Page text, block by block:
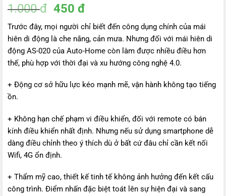
1.000đ Giá
gốc
là:
1.000 đ.
450đ
hiện
tại
là:
450 đ.
Trước đây, mọi người chỉ biết đến công dụng chính của mái
hiên di động là che nắng, cản mưa. Nhưng đối với mái hiên di
động AS-020 của Auto-Home còn làm được nhiều điều hơn
thế, phù hợp với thời đại và xu hướng công nghệ 4.0.
+ Động cơ sở hữu lực kéo mạnh mẽ, vận hành không tạo tiếng
ồn.
+ Không hạn chế phạm vi điều khiển, đối với remote có bán
kính điều khiển nhất định. Nhưng nếu sử dụng smartphone dễ
dàng điều chỉnh theo ý thích dù ở bất cứ đâu chỉ cần kết nối
Wifi, 4G ổn định.
+ Thẩm mỹ cao, thiết kế tinh tế không ảnh hưởng đến kết cấu
công trình. Điểm nhấn đặc biệt toát lên sự hiện đại và sang